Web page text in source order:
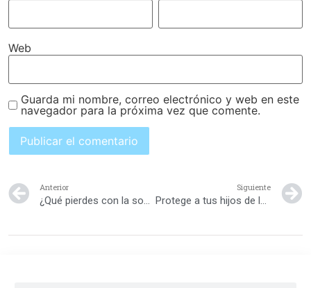
Web
Guarda mi nombre, correo electrónico y web en este
navegador para la próxima vez que comente.
Anterior
¿Qué pierdes con la sobreprotección?
Siguiente
Protege a tus hijos de las amenazas de extraños